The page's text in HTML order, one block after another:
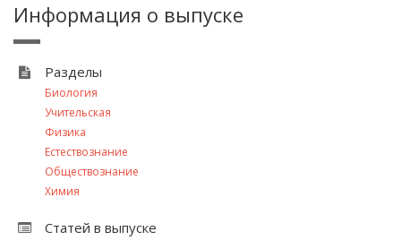
Информация о выпуске
Разделы
Биология
Учительская
Физика
Естествознание
Обществознание
Химия
Статей в выпуске